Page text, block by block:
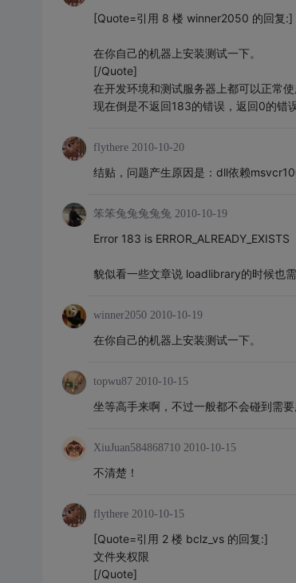
[Quote=引用 8 楼 winner2050 的回复:]
在你自己的机器上安装测试一下。
[/Quote]
在开发环境和测试服务器上都可以正常
现在倒是不返回183的错误，返回0的错误
flythere 2010-10-20
结贴，问题产生原因是：dll依赖
笨笨兔兔兔兔兔 2010-10-19
Error 183 is ERROR_ALREADY_EXISTS
貌似看一些文章说 loadlibrary的时候也
winner2050 2010-10-19
在你自己的机器上安装测试一下。
topwu87 2010-10-15
坐等高手来啊，不过一般都不会碰到需
XiuJuan584868710 2010-10-15
不清楚！
flythere 2010-10-15
[Quote=引用 2 楼 bclz_vs 的回复:]
文件夹权限
[/Quote]